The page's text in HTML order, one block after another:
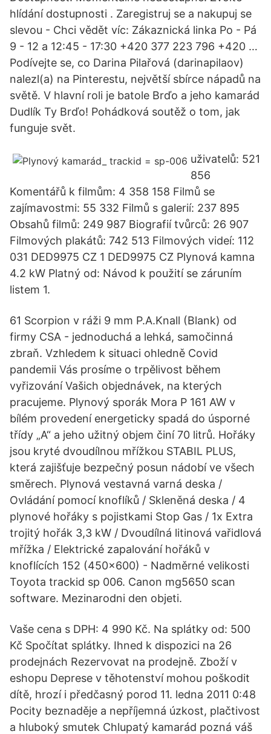
hlídání dostupnosti . Zaregistruj se a nakupuj se
slevou - Chci vědět víc: Zákaznická linka Po - Pá
9 - 12 a 12:45 - 17:30 +420 377 223 796 +420 …
Podívejte se, co Darina Pilařová (darinapilaov)
nalezl(a) na Pinterestu, největší sbírce nápadů na
světě. V hlavní roli je batole Brďo a jeho kamarád
Dudlík Ty Brďo! Pohádková soutěž o tom, jak
funguje svět.
uživatelů: 521
856
Komentářů k filmům: 4 358 158 Filmů se
zajímavostmi: 55 332 Filmů s galerií: 237 895
Obsahů filmů: 249 987 Biografií tvůrců: 26 907
Filmových plakátů: 742 513 Filmových videí: 112
031 DED9975 CZ 1 DED9975 CZ Plynová kamna
4.2 kW Platný od: Návod k použití se záruním
listem 1.
61 Scorpion v ráži 9 mm P.A.Knall (Blank) od
firmy CSA - jednoduchá a lehká, samočinná
zbraň. Vzhledem k situaci ohledně Covid
pandemii Vás prosíme o trpělivost během
vyřizování Vašich objednávek, na kterých
pracujeme. Plynový sporák Mora P 161 AW v
bílém provedení energeticky spadá do úsporné
třídy „A“ a jeho užitný objem činí 70 litrů. Hořáky
jsou kryté dvoudílnou mřížkou STABIL PLUS,
která zajišťuje bezpečný posun nádobí ve všech
směrech. Plynová vestavná varná deska /
Ovládání pomocí knoflíků / Skleněná deska / 4
plynové hořáky s pojistkami Stop Gas / 1x Extra
trojitý hořák 3,3 kW / Dvoudílná litinová vařidlová
mřížka / Elektrické zapalování hořáků v
knoflících 152 (450×600) - Nadměrné velikosti
Toyota trackid sp 006. Canon mg5650 scan
software. Mezinarodni den objeti.
Vaše cena s DPH: 4 990 Kč. Na splátky od: 500
Kč Spočítat splátky. Ihned k dispozici na 26
prodejnách Rezervovat na prodejně. Zboží v
eshopu Deprese v těhotenství mohou poškodit
dítě, hrozí i předčasný porod 11. ledna 2011 0:48
Pocity beznaděje a nepříjemná úzkost, plačtivost
a hluboký smutek Chlupatý kamarád pozná váš